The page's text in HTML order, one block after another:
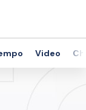
Video